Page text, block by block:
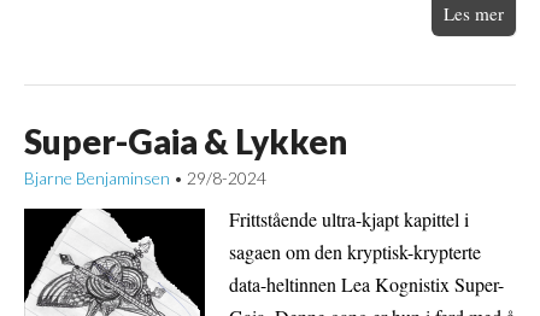
Les mer
Super-Gaia & Lykken
Bjarne Benjaminsen • 29/8-2024
Frittstående ultra-kjapt kapittel i
sagaen om den kryptisk-krypterte
data-heltinnen Lea Kognistix Super-